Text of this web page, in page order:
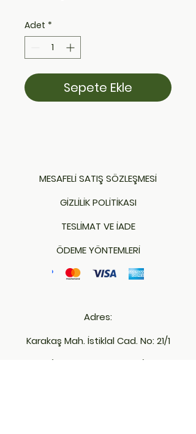
Adet *
Sepete Ekle
MESAFELİ SATIŞ SÖZLEŞMESİ
GİZLİLİK POLİTİKASI
TESLİMAT VE İADE
ÖDEME YÖNTEMLERİ
Adres:
Karakaş Mah. İstiklal Cad. No: 21/1